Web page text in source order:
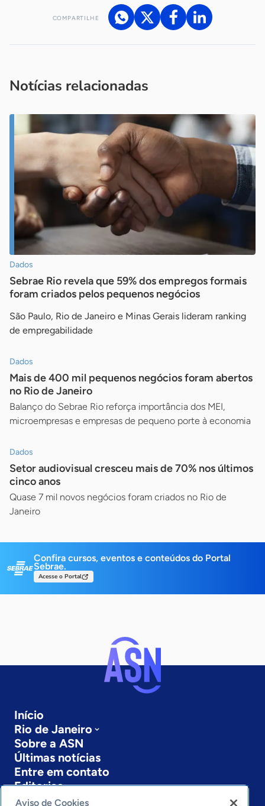
COMPARTILHE
Notícias relacionadas
Dados
Sebrae Rio revela que 59% dos empregos formais
foram criados pelos pequenos negócios
São Paulo, Rio de Janeiro e Minas Gerais lideram ranking
de empregabilidade
Dados
Mais de 400 mil pequenos negócios foram abertos
no Rio de Janeiro
Balanço do Sebrae Rio reforça importância dos MEI,
microempresas e empresas de pequeno porte à economia
Dados
Setor audiovisual cresceu mais de 70% nos últimos
cinco anos
Quase 7 mil novos negócios foram criados no Rio de
Janeiro
Confira cursos, eventos e conteúdos do Portal
Sebrae.
Acesse o Portal
Início
Rio de Janeiro
Sobre a ASN
Últimas notícias
Entre em contato
Editorias
Aviso de Cookies